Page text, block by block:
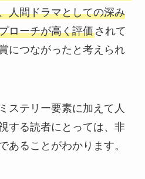
人間ドラマとしての深み
ローチが高く評価されて
につながったと考えられ
ステリー要素に加えて人
する読者にとっては、非
あることがわかります。